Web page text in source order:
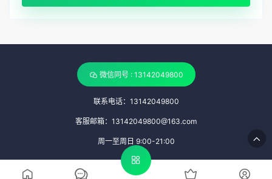
微信同号 : 13142049800
联系电话：13142049800
客服邮箱：13142049800@163.com
周一至周日 9:00-21:00